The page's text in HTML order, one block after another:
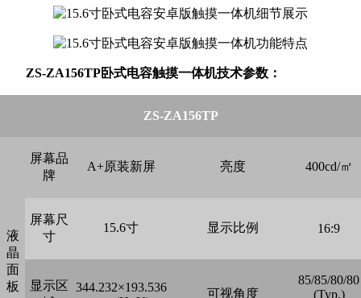
ZS-ZA156TP卧式电容触摸一体机技术参数：
ZS-ZA156TP
液
晶
面
板
屏幕品
牌
A+原装新屏 亮度 400cd/㎡
屏幕尺
寸
15.6寸 显示比例 16:9
显示区 344.232×193.536
可视角度
85/85/80/80
(Typ.)